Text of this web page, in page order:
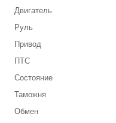
Двигатель
Руль
Привод
ПТС
Состояние
Таможня
Обмен